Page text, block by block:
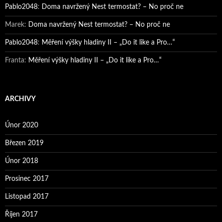
Pablo2048: Doma navržený Nest termostat? – No proč ne
Marek: Doma navržený Nest termostat? – No proč ne
Pablo2048: Měření výšky hladiny II – „Do it like a Pro…“
Franta: Měření výšky hladiny II – „Do it like a Pro…“
ARCHIVY
Únor 2020
Březen 2019
Únor 2018
Prosinec 2017
Listopad 2017
Říjen 2017